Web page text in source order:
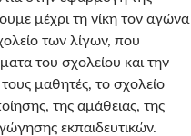
μέχρι τη νίκη τον αγώνα
των λίγων, που
του σχολείου και την
μαθητές, το σχολείο
της αμάθειας, της
εκπαιδευτικών.